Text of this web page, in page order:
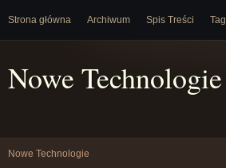
Strona główna Archiwum Spis Treści
Nowe Technologie
Nowe Technologie